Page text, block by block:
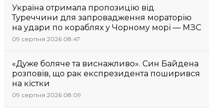
Україна отримала пропозицію від
Туреччини для запровадження мораторію
на удари по кораблях у Чорному морі — МЗС
09 серпня 2026 08:47
«Дуже боляче та виснажливо». Син Байдена
розповів, що рак експрезидента поширився
на кістки
09 серпня 2026 08:09